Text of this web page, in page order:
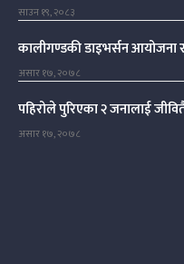
साउन १९, २०८३
कालीगण्डकी डाइभर्सन आयोजना
असार १७, २०७८
पहिरोले पुरिएका २ जनालाई
असार १७, २०७८